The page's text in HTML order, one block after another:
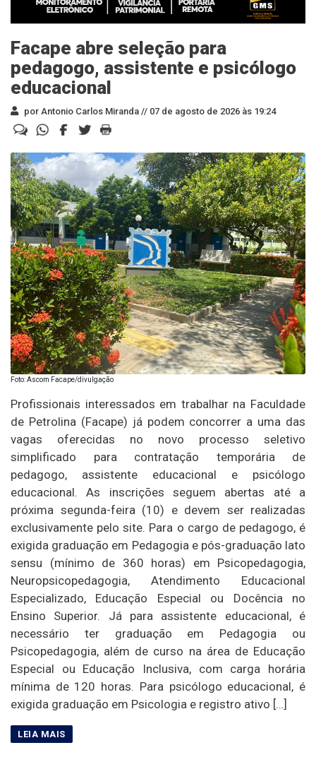
Facape abre seleção para
pedagogo, assistente e psicólogo
educacional
por Antonio Carlos Miranda // 07 de agosto de 2026 às 19:24
Foto: Ascom Facape/divulgação
Profissionais interessados em trabalhar na Faculdade
de Petrolina (Facape) já podem concorrer a uma das
vagas oferecidas no novo processo seletivo
simplificado para contratação temporária de
pedagogo, assistente educacional e psicólogo
educacional. As inscrições seguem abertas até a
próxima segunda-feira (10) e devem ser realizadas
exclusivamente pelo site. Para o cargo de pedagogo, é
exigida graduação em Pedagogia e pós-graduação lato
sensu (mínimo de 360 horas) em Psicopedagogia,
Neuropsicopedagogia, Atendimento Educacional
Especializado, Educação Especial ou Docência no
Ensino Superior. Já para assistente educacional, é
necessário ter graduação em Pedagogia ou
Psicopedagogia, além de curso na área de Educação
Especial ou Educação Inclusiva, com carga horária
mínima de 120 horas. Para psicólogo educacional, é
exigida graduação em Psicologia e registro ativo […]